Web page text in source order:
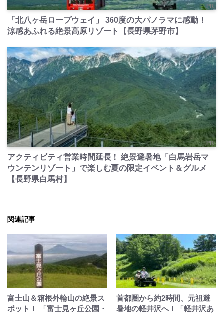
PR
「北八ヶ岳ロープウェイ」 360度の大パノラマに感動！
涼感あふれる絶景高原リゾート【長野県茅野市】
PR
アクティビティ営業時間延長！ 絶景避暑地「白馬岩岳マ
ウンテンリゾート」で楽しむ夏の限定イベント＆グルメ
【長野県白馬村】
関連記事
富士山＆箱根外輪山の絶景ス
ポット！ 「富士見ヶ丘公園・
首都圏から約2時間、元祖避
暑地の軽井沢へ！「軽井沢あ